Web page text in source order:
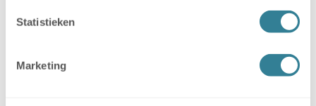
Statistieken
Marketing